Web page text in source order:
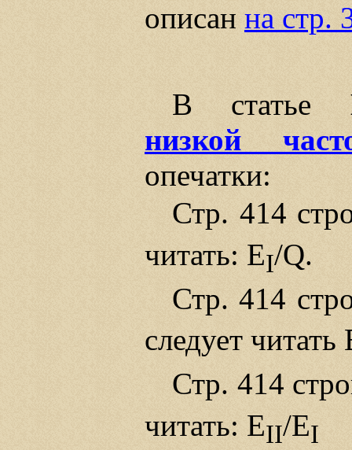
описан на
В статье
низкой
опечатки:
Стр. 414
читать: EI/Q.
Стр. 414
следует читать
Стр. 414
читать: EII/EI